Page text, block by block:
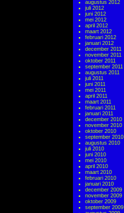
augustus 2012
juli 2012
juni 2012
mei 2012
april 2012
maart 2012
februari 2012
januari 2012
december 2011
november 2011
oktober 2011
september 2011
augustus 2011
juli 2011
juni 2011
mei 2011
april 2011
maart 2011
februari 2011
januari 2011
december 2010
november 2010
oktober 2010
september 2010
augustus 2010
juli 2010
juni 2010
mei 2010
april 2010
maart 2010
februari 2010
januari 2010
december 2009
november 2009
oktober 2009
september 2009